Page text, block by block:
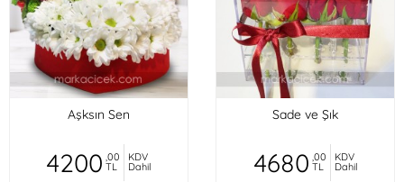
Aşksın Sen
4200 ,00
TL
KDV
Dahil
Sade ve Şık
4680 ,00
TL
KDV
Dahil